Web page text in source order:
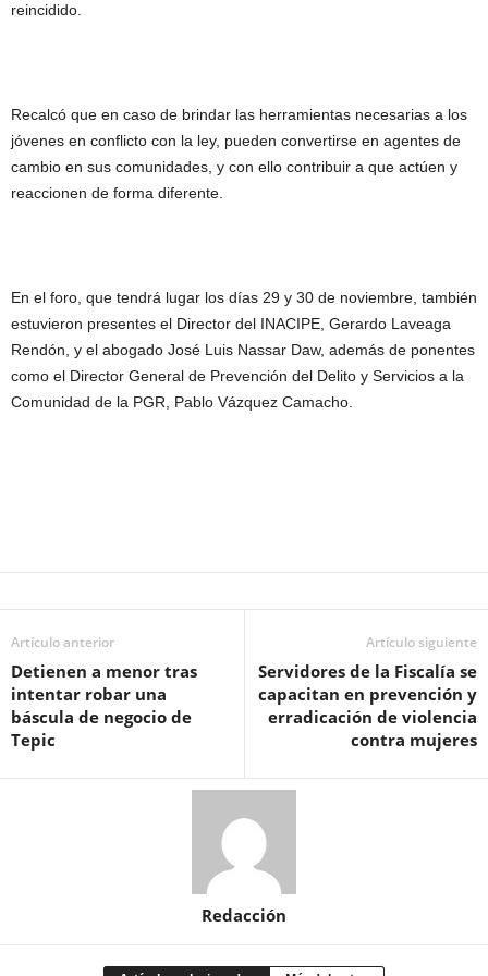
reincidido.
Recalcó que en caso de brindar las herramientas necesarias a los
jóvenes en conflicto con la ley, pueden convertirse en agentes de
cambio en sus comunidades, y con ello contribuir a que actúen y
reaccionen de forma diferente.
En el foro, que tendrá lugar los días 29 y 30 de noviembre, también
estuvieron presentes el Director del INACIPE, Gerardo Laveaga
Rendón, y el abogado José Luis Nassar Daw, además de ponentes
como el Director General de Prevención del Delito y Servicios a la
Comunidad de la PGR, Pablo Vázquez Camacho.
Artículo anterior
Detienen a menor tras
intentar robar una
báscula de negocio de
Tepic
Artículo siguiente
Servidores de la Fiscalía se
capacitan en prevención y
erradicación de violencia
contra mujeres
Redacción